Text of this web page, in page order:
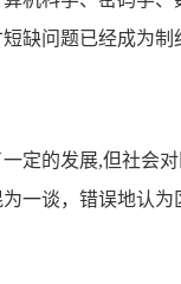
缺问题已经成为制
定的发展,但社会
一谈，错误地认